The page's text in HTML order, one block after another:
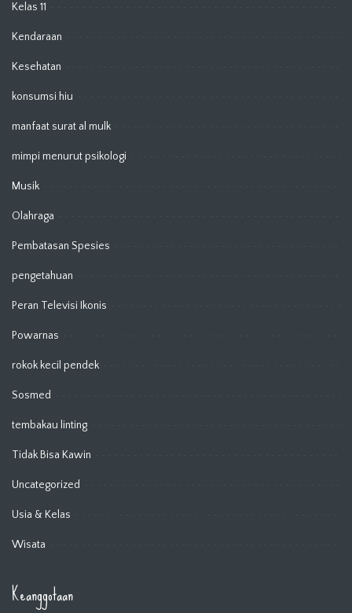
Kelas 11
Kendaraan
Kesehatan
konsumsi hiu
manfaat surat al mulk
mimpi menurut psikologi
Musik
Olahraga
Pembatasan Spesies
pengetahuan
Peran Televisi Ikonis
Powarnas
rokok kecil pendek
Sosmed
tembakau linting
Tidak Bisa Kawin
Uncategorized
Usia & Kelas
Wisata
Keanggotaan